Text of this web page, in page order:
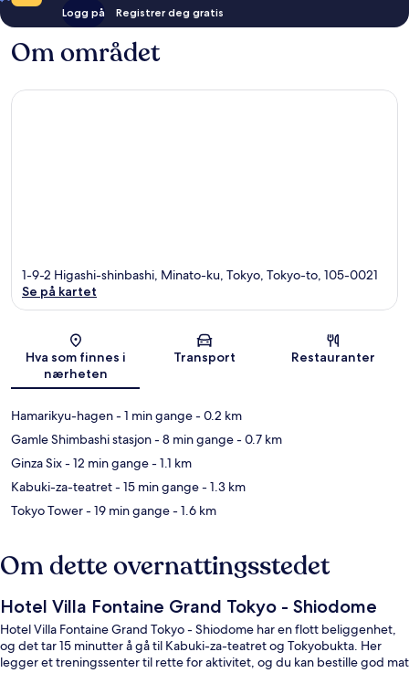
Logg på Registrer deg gratis
Om området
Kart
1-9-2 Higashi-shinbashi, Minato-ku, Tokyo, Tokyo-to, 105-0021
Se på kartet
Hva som finnes i
nærheten
Transport Restauranter
Hamarikyu-hagen- 1 min gange- 0.2 km
Gamle Shimbashi stasjon- 8 min gange- 0.7 km
Ginza Six- 12 min gange- 1.1 km
Kabuki-za-teatret- 15 min gange- 1.3 km
Tokyo Tower- 19 min gange- 1.6 km
Om dette overnattingsstedet
Hotel Villa Fontaine Grand Tokyo - Shiodome
Hotel Villa Fontaine Grand Tokyo - Shiodome har en flott beliggenhet,
og det tar 15 minutter å gå til Kabuki-za-teatret og Tokyobukta. Her
legger et treningssenter til rette for aktivitet, og du kan bestille god mat